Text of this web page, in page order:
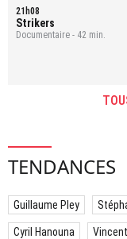
21h08
Strikers
Documentaire - 42 min.
TENDANCES
Guillaume Pley
Cyril Hanouna